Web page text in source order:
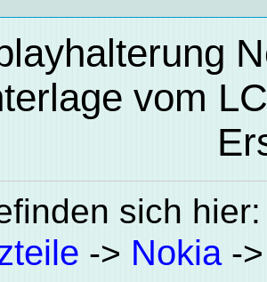
vom
sich
-> Nokia-